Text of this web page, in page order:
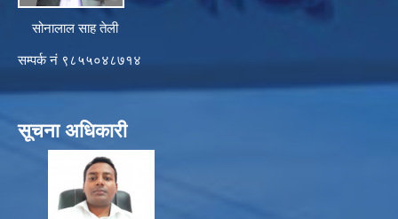
सोनालाल साह तेली
सम्पर्क नं ९८५५०४८७१४
सूचना अधिकारी